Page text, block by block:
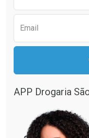
Email
APP Drogaria